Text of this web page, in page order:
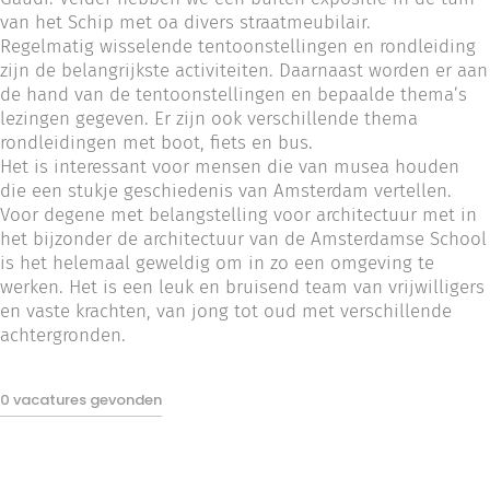
van het Schip met oa divers straatmeubilair.
Regelmatig wisselende tentoonstellingen en rondleiding
zijn de belangrijkste activiteiten. Daarnaast worden er aan
de hand van de tentoonstellingen en bepaalde thema’s
lezingen gegeven. Er zijn ook verschillende thema
rondleidingen met boot, fiets en bus.
Het is interessant voor mensen die van musea houden
die een stukje geschiedenis van Amsterdam vertellen.
Voor degene met belangstelling voor architectuur met in
het bijzonder de architectuur van de Amsterdamse School
is het helemaal geweldig om in zo een omgeving te
werken. Het is een leuk en bruisend team van vrijwilligers
en vaste krachten, van jong tot oud met verschillende
achtergronden.
0 vacatures gevonden